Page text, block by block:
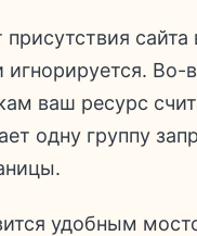
игнорируется. Во-
ваш ресурс
одну группу
удобным